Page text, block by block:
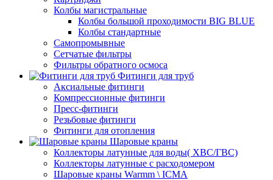
Колбы магистральные
Колбы большой проходимости BIG BLUE
Колбы стандартные
Самопромывные
Сетчатые фильтры
Фильтры обратного осмоса
Фитинги для труб
Аксиальные фитинги
Компрессионные фитинги
Пресс-фитинги
Резьбовые фитинги
Фитинги для отопления
Шаровые краны
Коллекторы латунные для воды( ХВС/ГВС)
Коллекторы латунные с расходомером
Шаровые краны Warmm \ ICMA